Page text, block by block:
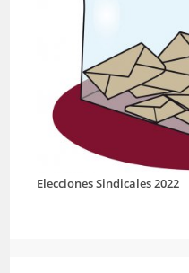
Elecciones Sindicales 2022